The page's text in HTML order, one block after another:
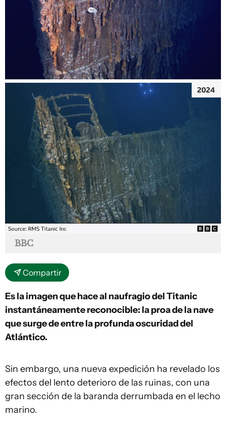
BBC
Compartir
Es la imagen que hace al naufragio del Titanic
instantáneamente reconocible: la proa de la nave
que surge de entre la profunda oscuridad del
Atlántico.
Sin embargo, una nueva expedición ha revelado los
efectos del lento deterioro de las ruinas, con una
gran sección de la baranda derrumbada en el lecho
marino.